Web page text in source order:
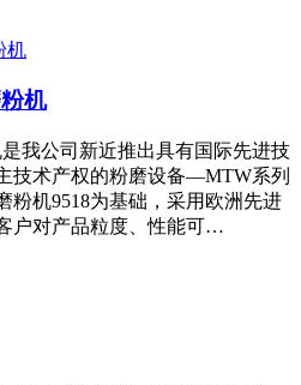
机
我公司新近推出具有国际先进技
技术产权的粉磨设备—MTW系列
粉机9518为基础，采用欧洲先进
户对产品粒度、性能可…